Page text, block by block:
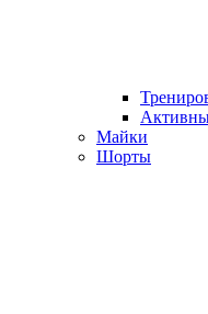
Майки
Шорты